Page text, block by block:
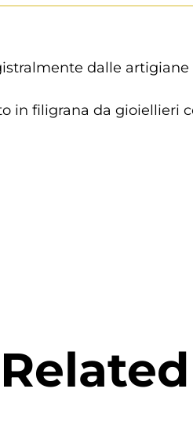
dalle artigiane
in filigrana da gioiellieri